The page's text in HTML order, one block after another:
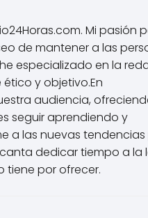
Mi pasión
de mantener a las
especializado en la
y objetivo.En
audiencia,
seguir aprendiendo y
a las nuevas
dedicar tiempo a la
tiene por ofrecer.